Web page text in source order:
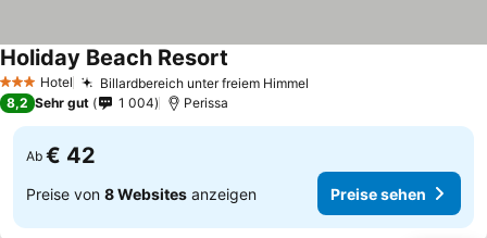
3 SterneHotel Billardbereich unter freiem Himmel
Holiday Beach Resort
8,2 Sehr gut 1 004 Perissa
Ab € 42
Preise von 8 Websites anzeigen Preise sehen